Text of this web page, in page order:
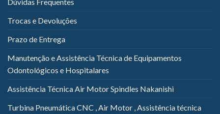
Trocas e Devoluções
Prazo de Entrega
Manutenção e Assistência Técnica de Equipamentos
Odontológicos e Hospitalares
Assistência Técnica Air Motor Spindles Nakanishi
Turbina Pneumática CNC , Air Motor , Assistência técnica